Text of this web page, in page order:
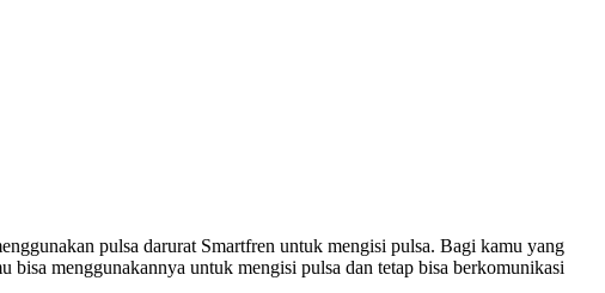
pulsa darurat Smartfren untuk mengisi pulsa. Bagi kamu yang
menggunakannya untuk mengisi pulsa dan tetap bisa berkomunikasi